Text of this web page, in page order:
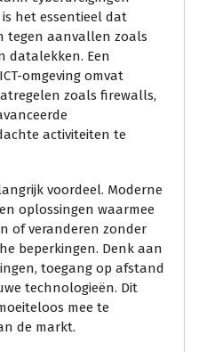
het essentieel dat
tegen aanvallen zoals
datalekken. Een
omgeving omvat
zoals firewalls,
activiteiten te
voordeel. Moderne
oplossingen waarmee
of veranderen zonder
beperkingen. Denk aan
toegang op afstand
technologieën. Dit
mee te
de markt.